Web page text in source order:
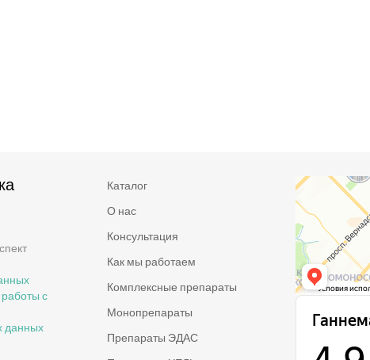
с
данных
Каталог
О нас
Консультация
Как мы работаем
Комплексные препараты
Монопрепараты
Препараты ЭДАС